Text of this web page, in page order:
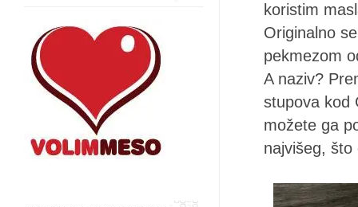
koristim
Originalno
pekmezom
A naziv?
stupova kod
možete ga
najvišeg,